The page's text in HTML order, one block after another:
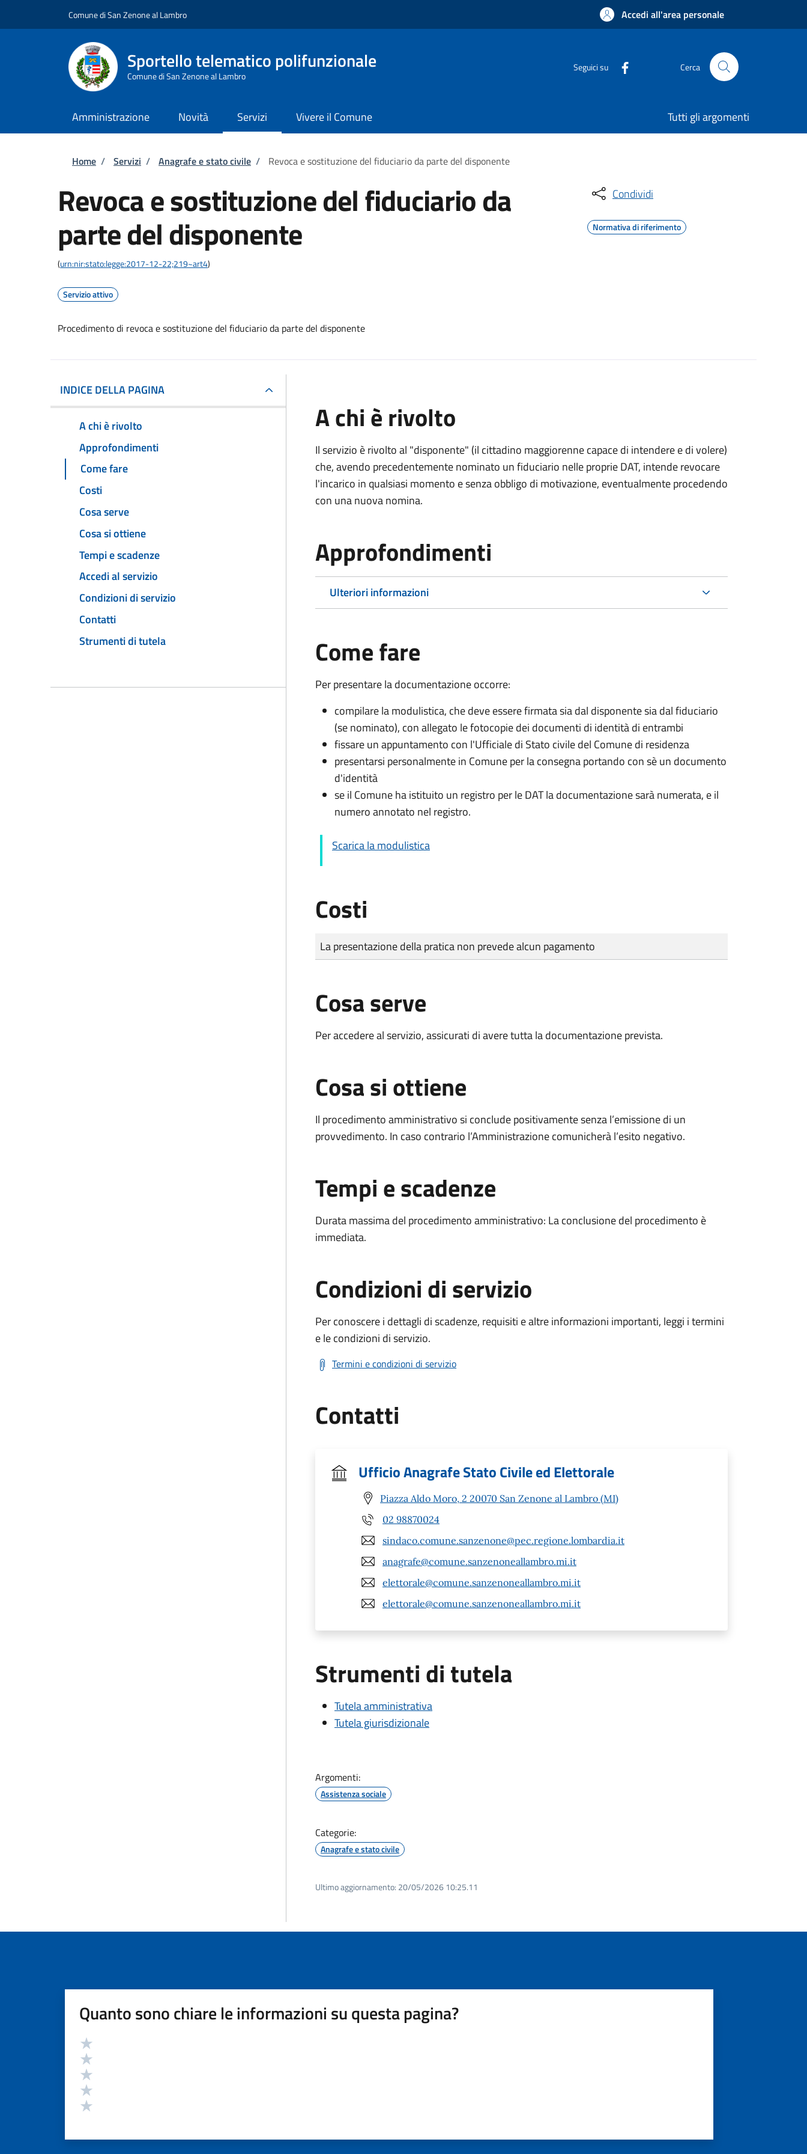
Comune di San Zenone al Lambro Accedi all'area personale
Sportello telematico polifunzionale
Comune di San Zenone al Lambro
Seguici su Cerca
Amministrazione Novità Servizi Vivere il Comune Tutti gli argomenti
Briciole di pane
Home / Servizi / Anagrafe e stato civile / Revoca e sostituzione del fiduciario da parte del disponente
Revoca e sostituzione del fiduciario da
parte del disponente
(urn:nir:stato:legge:2017-12-22;219~art4)
Servizio attivo
Procedimento di revoca e sostituzione del fiduciario da parte del disponente
Condividi
Normativa di riferimento
INDICE DELLA PAGINA
A chi è rivolto
Approfondimenti
Come fare
Costi
Cosa serve
Cosa si ottiene
Tempi e scadenze
Accedi al servizio
Condizioni di servizio
Contatti
Strumenti di tutela
A chi è rivolto
Il servizio è rivolto al "disponente" (il cittadino maggiorenne capace di intendere e di volere)
che, avendo precedentemente nominato un fiduciario nelle proprie DAT, intende revocare
l'incarico in qualsiasi momento e senza obbligo di motivazione, eventualmente procedendo
con una nuova nomina.
Approfondimenti
Ulteriori informazioni
Come fare
Per presentare la documentazione occorre:
compilare la modulistica, che deve essere firmata sia dal disponente sia dal fiduciario
(se nominato), con allegato le fotocopie dei documenti di identità di entrambi
fissare un appuntamento con l'Ufficiale di Stato civile del Comune di residenza
presentarsi personalmente in Comune per la consegna portando con sè un documento
d'identità
se il Comune ha istituito un registro per le DAT la documentazione sarà numerata, e il
numero annotato nel registro.
Scarica la modulistica
Costi
Tipo di pagamento
Importo
La presentazione della pratica non prevede alcun pagamento
Cosa serve
Per accedere al servizio, assicurati di avere tutta la documentazione prevista.
Cosa si ottiene
Il procedimento amministrativo si conclude positivamente senza l’emissione di un
provvedimento. In caso contrario l’Amministrazione comunicherà l’esito negativo.
Tempi e scadenze
Durata massima del procedimento amministrativo: La conclusione del procedimento è
immediata.
Condizioni di servizio
Per conoscere i dettagli di scadenze, requisiti e altre informazioni importanti, leggi i termini
e le condizioni di servizio.
Termini e condizioni di servizio
Contatti
Ufficio Anagrafe Stato Civile ed Elettorale
Piazza Aldo Moro, 2 20070 San Zenone al Lambro (MI)
02 98870024
sindaco.comune.sanzenone@pec.regione.lombardia.it
anagrafe@comune.sanzenoneallambro.mi.it
elettorale@comune.sanzenoneallambro.mi.it
elettorale@comune.sanzenoneallambro.mi.it
Strumenti di tutela
Tutela amministrativa
Tutela giurisdizionale
Argomenti:
Assistenza sociale
Categorie:
Anagrafe e stato civile
Ultimo aggiornamento: 20/05/2026 10:25.11
Quanto sono chiare le informazioni su questa pagina?
Valutazione